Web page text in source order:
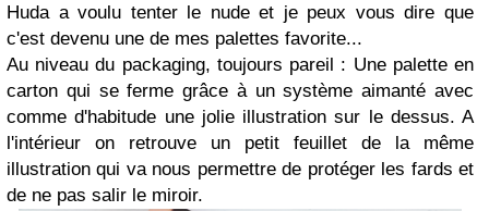
Huda a voulu tenter le nude et je peux vous dire que
c'est devenu une de mes palettes favorite...
Au niveau du packaging, toujours pareil : Une palette en
carton qui se ferme grâce à un système aimanté avec
comme d'habitude une jolie illustration sur le dessus. A
l'intérieur on retrouve un petit feuillet de la même
illustration qui va nous permettre de protéger les fards et
de ne pas salir le miroir.